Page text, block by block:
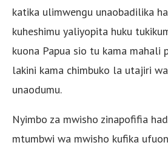
katika ulimwengu unaobadilika
kuheshimu yaliyopita huku
kuona Papua sio tu kama mahali
lakini kama chimbuko la utajiri
unaodumu.
Nyimbo za mwisho zinapofifia
mtumbwi wa mwisho kufika